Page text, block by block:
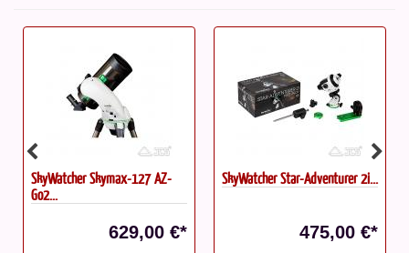
SkyWatcher Star-Adventurer 2i...
475,00 €*
T2 Projektionsadapter